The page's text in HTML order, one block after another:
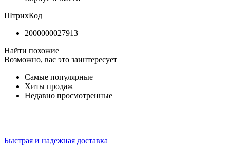
ШтрихКод
2000000027913
Найти похожие
Возможно, вас это заинтересует
Самые популярные
Хиты продаж
Недавно просмотренные
Быстрая и надежная доставка